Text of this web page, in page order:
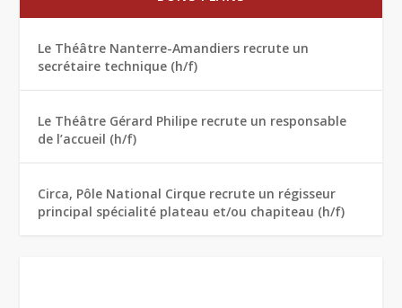
Le Théâtre Nanterre-Amandiers recrute un
secrétaire technique (h/f)
Le Théâtre Gérard Philipe recrute un responsable
de l’accueil (h/f)
Circa, Pôle National Cirque recrute un régisseur
principal spécialité plateau et/ou chapiteau (h/f)